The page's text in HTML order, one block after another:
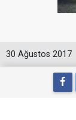
30 Ağustos 2017